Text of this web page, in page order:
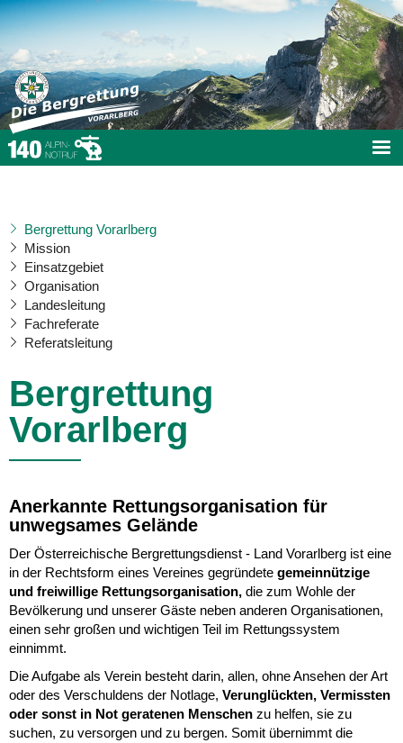
Bergrettung Vorarlberg
Mission
Einsatzgebiet
Organisation
Landesleitung
Fachreferate
Referatsleitung
Bergrettung
Vorarlberg
Anerkannte Rettungsorganisation für
unwegsames Gelände
Der Österreichische Bergrettungsdienst - Land Vorarlberg ist eine
in der Rechtsform eines Vereines gegründete gemeinnützige
und freiwillige Rettungsorganisation, die zum Wohle der
Bevölkerung und unserer Gäste neben anderen Organisationen,
einen sehr großen und wichtigen Teil im Rettungssystem
einnimmt.
Die Aufgabe als Verein besteht darin, allen, ohne Ansehen der Art
oder des Verschuldens der Notlage, Verunglückten, Vermissten
oder sonst in Not geratenen Menschen zu helfen, sie zu
suchen, zu versorgen und zu bergen. Somit übernimmt die